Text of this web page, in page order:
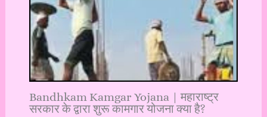
Bandhkam Kamgar Yojana | महाराष्ट्र
सरकार के द्वारा शुरू कामगार योजना क्या है?